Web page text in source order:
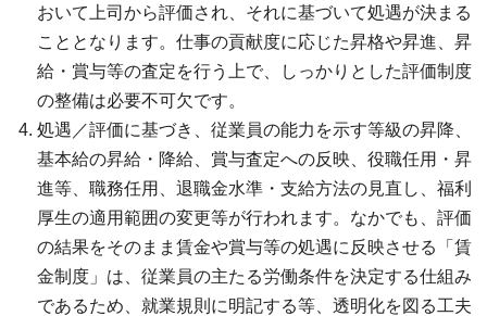
おいて上司から評価され、それに基づいて処遇が決まる
こととなります。仕事の貢献度に応じた昇格や昇進、昇
給・賞与等の査定を行う上で、しっかりとした評価制度
の整備は必要不可欠です。
処遇／評価に基づき、従業員の能力を示す等級の昇降、
基本給の昇給・降給、賞与査定への反映、役職任用・昇
進等、職務任用、退職金水準・支給方法の見直し、福利
厚生の適用範囲の変更等が行われます。なかでも、評価
の結果をそのまま賃金や賞与等の処遇に反映させる「賃
金制度」は、従業員の主たる労働条件を決定する仕組み
であるため、就業規則に明記する等、透明化を図る工夫